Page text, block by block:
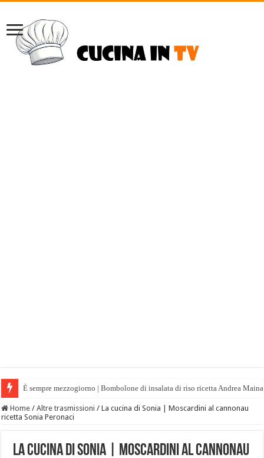
È sempre mezzogiorno | Bombolone di insalata di riso ricetta Andrea
Home / Altre trasmissioni / La cucina di Sonia | Moscardini al cannonau
ricetta Sonia Peronaci
La cucina di Sonia | Moscardini al cannonau